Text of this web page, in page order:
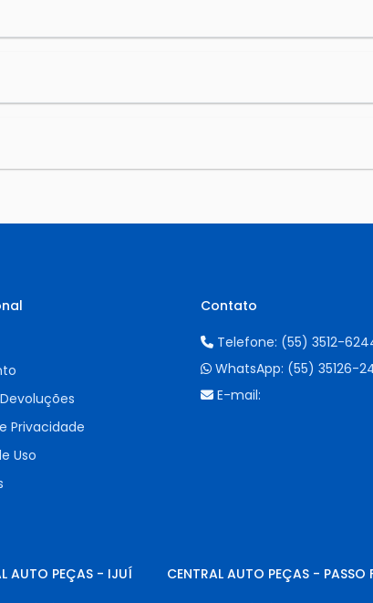
Privacidade
Uso
Contato
Telefone: (55) 3512-
WhatsApp: (55) 35126-
E-mail:
AUTO PEÇAS - IJUÍ
CENTRAL AUTO PEÇAS - PASSO